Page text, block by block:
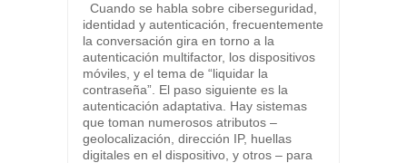
Cuando se habla sobre ciberseguridad,
identidad y autenticación, frecuentemente
la conversación gira en torno a la
autenticación multifactor, los dispositivos
móviles, y el tema de “liquidar la
contraseña”. El paso siguiente es la
autenticación adaptativa. Hay sistemas
que toman numerosos atributos –
geolocalización, dirección IP, huellas
digitales en el dispositivo, y otros – para